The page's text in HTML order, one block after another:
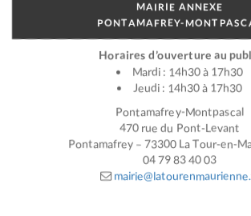
MAIRIE ANNEXE
PONTAMAFREY-
Horaires d’ouverture au
Mardi : 14h30 à 17h30
Jeudi : 14h30 à 17h30
Pontamafrey-Montpascal
470 rue du Pont-Levant
Pontamafrey – 73300 La Tour-en-
04 79 83 40 03